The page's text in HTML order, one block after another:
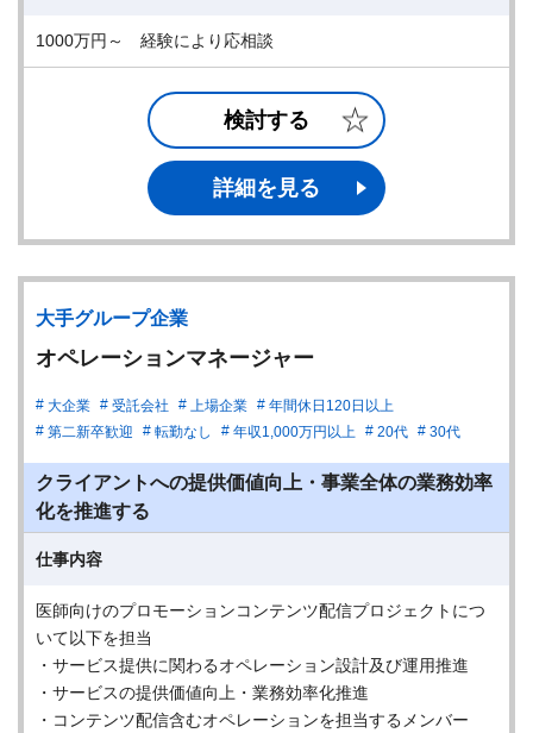
1000万円～ 経験により応相談
検討する
詳細を見る
大手グループ企業
オペレーションマネージャー
大企業 受託会社 上場企業
年間休日120日以上
第二新卒歓迎
転勤なし 年収1,000万円以上 20代 30代
クライアントへの提供価値向上・事業全体の業務効率
化を推進する
仕事内容
医師向けのプロモーションコンテンツ配信プロジェクトにつ
いて以下を担当
・サービス提供に関わるオペレーション設計及び運用推進
・サービスの提供価値向上・業務効率化推進
・コンテンツ配信含むオペレーションを担当するメンバー